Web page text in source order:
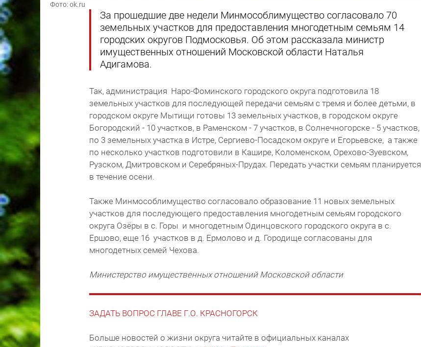
Фото: ok.ru
За прошедшие две недели Минмособлимущество согласовало 70
земельных участков для предоставления многодетным семьям 14
городских округов Подмосковья. Об этом рассказала министр
имущественных отношений Московской области Наталья
Адигамова.
Так, администрация Наро-Фоминского городского округа подготовила 18
земельных участков для последующей передачи семьям с тремя и более детьми, в
городском округе Мытищи готовы 13 земельных участков, в городском округе
Богородский - 10 участков, в Раменском - 7 участков, в Солнечногорске - 5 участков,
по 3 земельных участка в Истре, Сергиево-Посадском округе и Егорьевске, а также
по несколько участков подготовили в Кашире, Коломенском, Орехово-Зуевском,
Рузском, Дмитровском и Серебряных-Прудах. Передать участки семьям планируется
в течение осени.
Также Минмособлимущество согласовало образование 11 новых земельных
участков для последующего предоставления многодетным семьям городского
округа Озёры в с. Горы и многодетным Одинцовского городского округа в с.
Ершово, еще 16 участков в д. Ермолово и д. Городище согласованы для
многодетных семей Чехова.
Министерство имущественных отношений Московской области
ЗАДАТЬ ВОПРОС ГЛАВЕ Г.О. КРАСНОГОРСК
Больше новостей о жизни округа читайте в официальных каналах